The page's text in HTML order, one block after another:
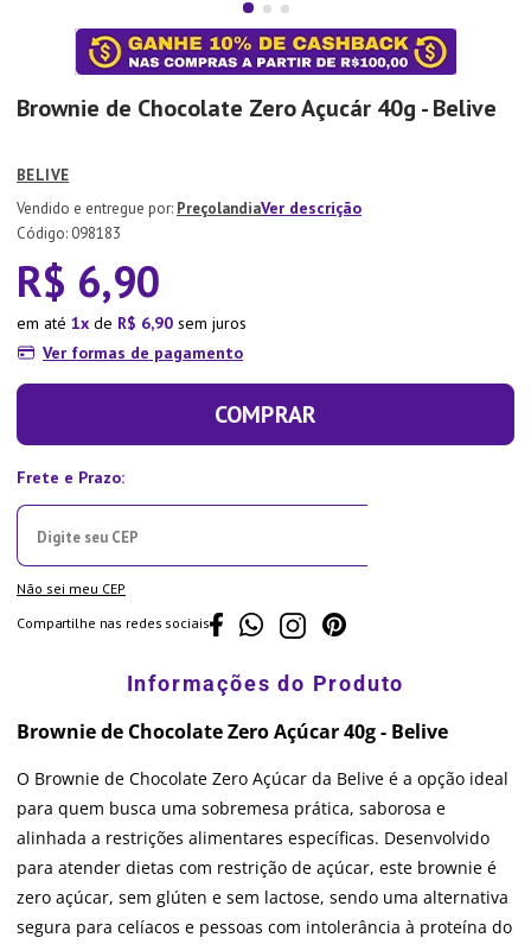
Brownie de Chocolate Zero Açucár 40g - Belive
BELIVE
PreçolandiaVer descrição
: 098183
R$ 6,90
em até 1 de R$ 6,90 sem juros
Ver formas de pagamento
COMPRAR
Não sei meu CEP
Compartilhe nas redes sociais
Brownie de Chocolate Zero Açúcar 40g - Belive
O Brownie de Chocolate Zero Açúcar da Belive é a opção ideal
para quem busca uma sobremesa prática, saborosa e
alinhada a restrições alimentares específicas. Desenvolvido
para atender dietas com restrição de açúcar, este brownie é
zero açúcar, sem glúten e sem lactose, sendo uma alternativa
segura para celíacos e pessoas com intolerância à proteína do
Aparelho Jantar
Xicara
10º Lixeira